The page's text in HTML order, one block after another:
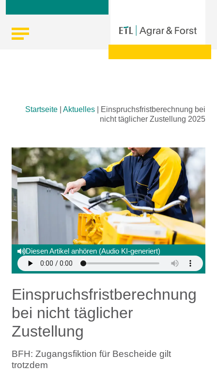
Startseite Aktuelles
Einspruchsfristberechnung bei
nicht täglicher Zustellung 2025
Diesen Artikel anhören (Audio KI-generiert)
Einspruchsfristberechnung
bei nicht täglicher
Zustellung
BFH: Zugangsfiktion für Bescheide gilt
trotzdem